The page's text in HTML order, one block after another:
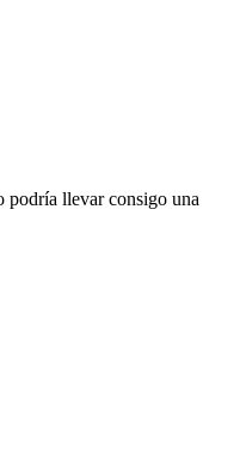
podría llevar consigo una